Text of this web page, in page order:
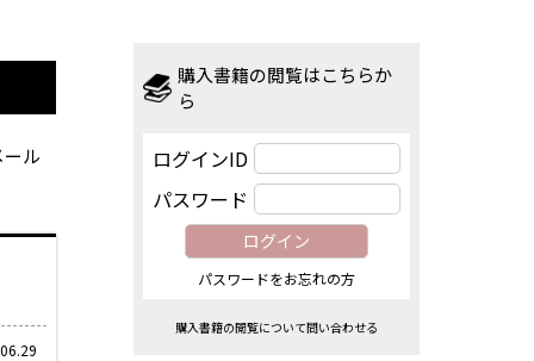
ル
購入書籍の閲覧はこちらか
ら
ログインID
パスワード
パスワードをお忘れの方
購入書籍の閲覧について問い合わせる